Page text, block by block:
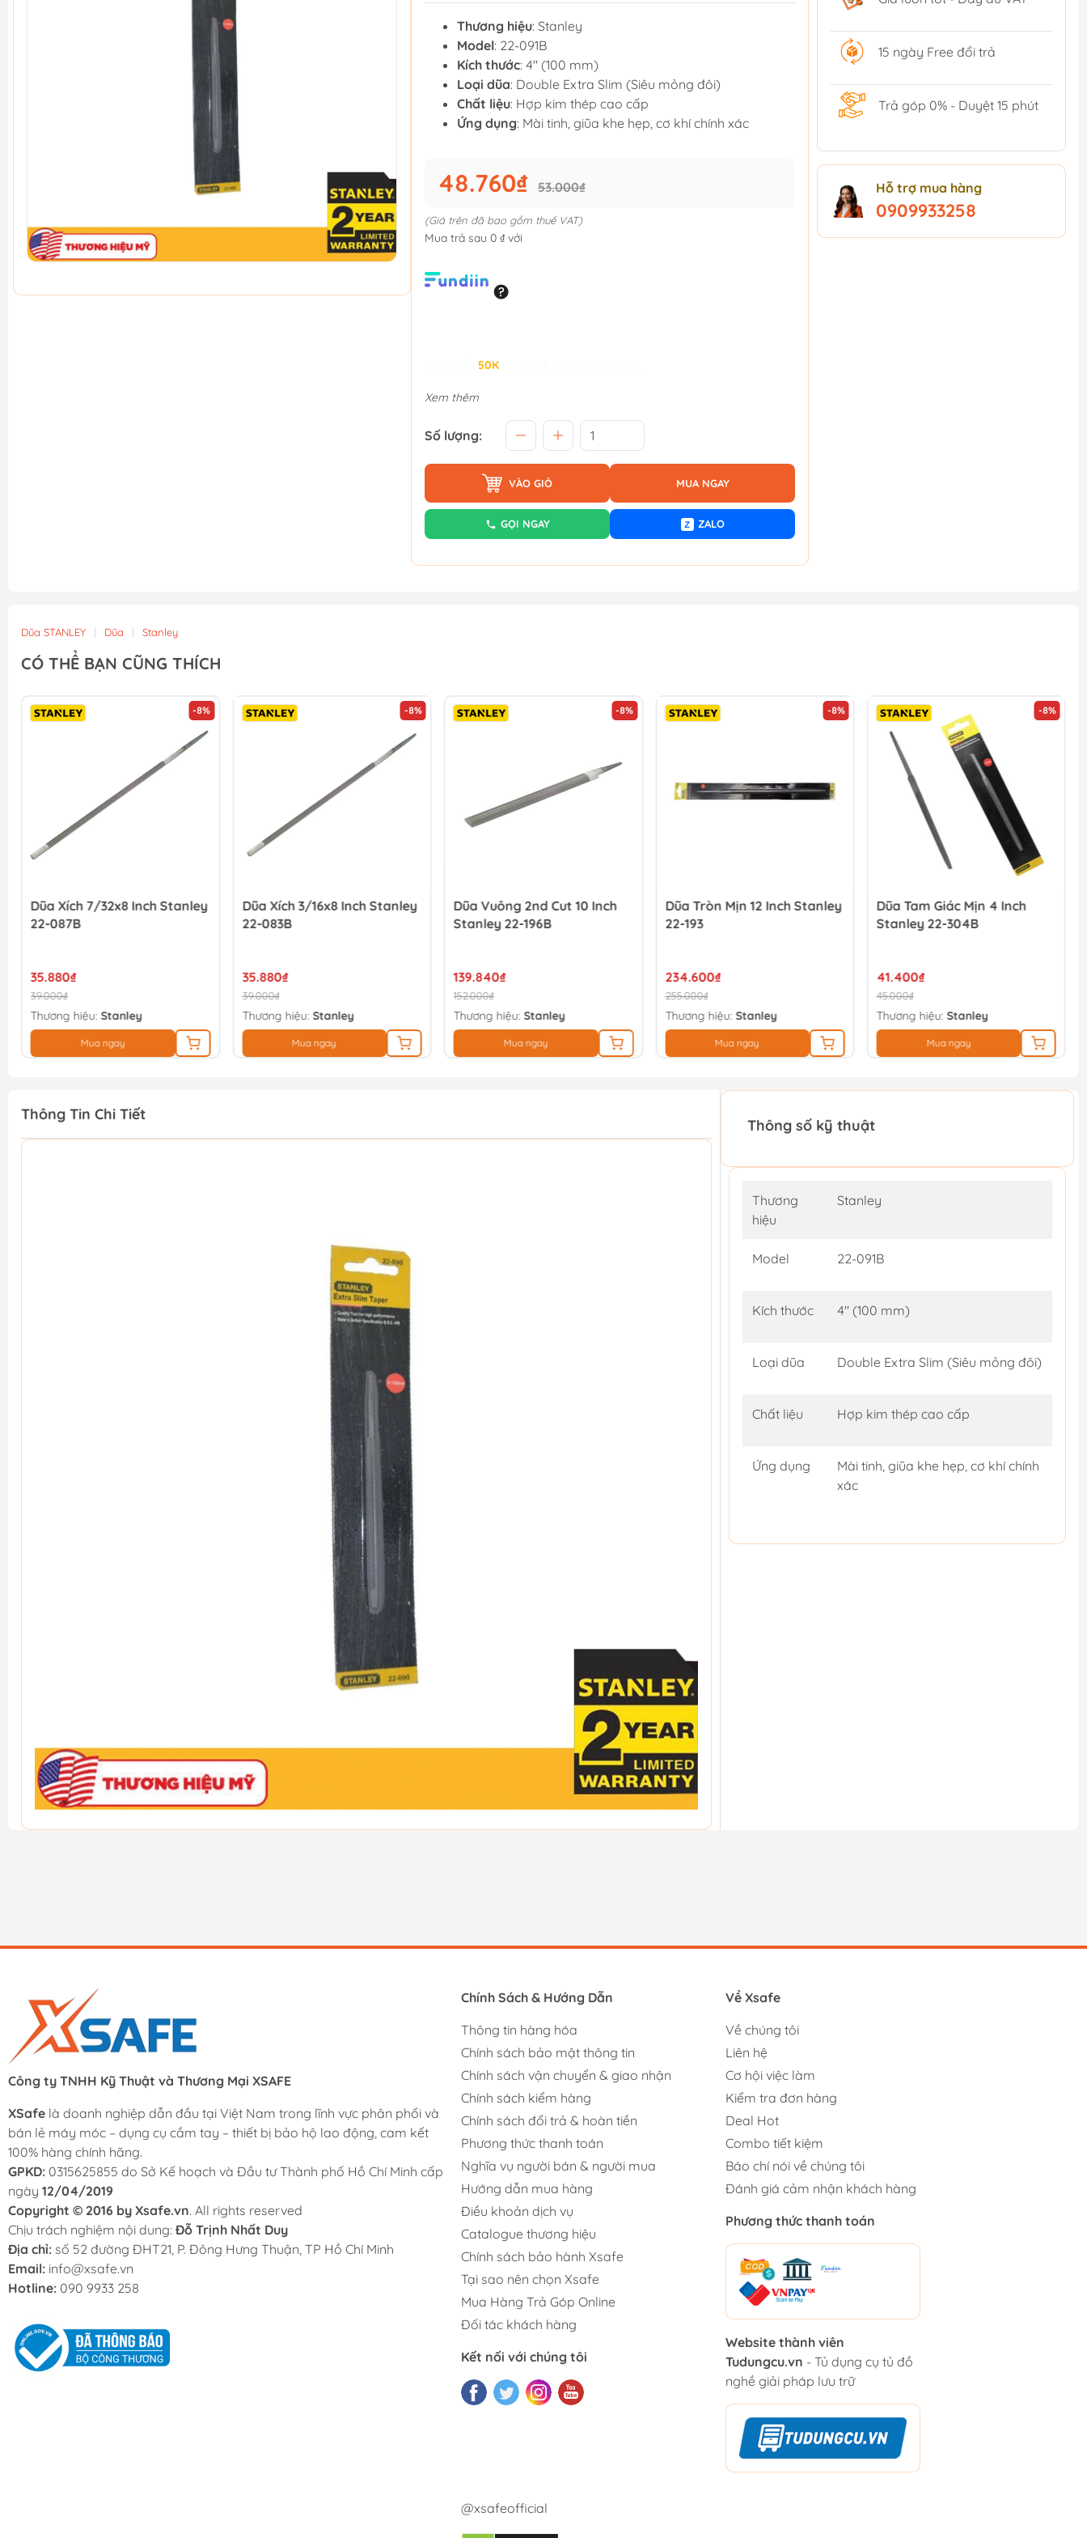
Thương hiệu: Stanley
Model: 22-091B
Kích thước: 4" (100 mm)
Loại dũa: Double Extra Slim (Siêu mỏng đôi)
Chất liệu: Hợp kim thép cao cấp
Ứng dụng: Mài tinh, giũa khe hẹp, cơ khí chính xác
48.760₫ 53.000₫
(Giá trên đã bao gồm thuế VAT)
Mua trả sau 0 ₫ với
50K
Xem thêm
Số lượng:
VÀO GIỎ MUA NGAY
GỌI NGAY Z ZALO
15 ngày Free đổi trả
Trả góp 0% - Duyệt 15 phút
Hỗ trợ mua hàng
0909933258
Dũa STANLEY | Dũa | Stanley
CÓ THỂ BẠN CŨNG THÍCH
-8%
Dũa Xích 7/32x8 Inch Stanley
22-087B
35.880₫
39.000₫
Thương hiệu: Stanley
Mua ngay
-8%
Dũa Xích 3/16x8 Inch Stanley
22-083B
35.880₫
39.000₫
Thương hiệu: Stanley
Mua ngay
-8%
Dũa Vuông 2nd Cut 10 Inch
Stanley 22-196B
139.840₫
152.000₫
Thương hiệu: Stanley
Mua ngay
-8%
Dũa Tròn Mịn 12 Inch Stanley
22-193
234.600₫
255.000₫
Thương hiệu: Stanley
Mua ngay
-8%
Dũa Tam Giác Mịn 4 Inch
Stanley 22-304B
41.400₫
45.000₫
Thương hiệu: Stanley
Mua ngay
Thông Tin Chi Tiết
Thông số kỹ thuật
Thương
hiệu
Stanley
Model 22-091B
Kích thước 4" (100 mm)
Loại dũa Double Extra Slim (Siêu mỏng đôi)
Chất liệu Hợp kim thép cao cấp
Ứng dụng
Mài tinh, giũa khe hẹp, cơ khí chính
xác
Công ty TNHH Kỹ Thuật và Thương Mại XSAFE
XSafe là doanh nghiệp dẫn đầu tại Việt Nam trong lĩnh vực phân phối và
bán lẻ máy móc – dụng cụ cầm tay – thiết bị bảo hộ lao động, cam kết
100% hàng chính hãng.
GPKD: 0315625855 do Sở Kế hoạch và Đầu tư Thành phố Hồ Chí Minh cấp
ngày 12/04/2019
Copyright © 2016 by Xsafe.vn. All rights reserved
Chịu trách nghiệm nội dung: Đỗ Trịnh Nhất Duy
Địa chỉ: số 52 đường ĐHT21, P. Đông Hưng Thuận, TP Hồ Chí Minh
Email: info@xsafe.vn
Hotline: 090 9933 258
Chính Sách & Hướng Dẫn
Thông tin hàng hóa
Chính sách bảo mật thông tin
Chính sách vận chuyển & giao nhận
Chính sách kiểm hàng
Chính sách đổi trả & hoàn tiền
Phương thức thanh toán
Nghĩa vụ người bán & người mua
Hướng dẫn mua hàng
Điều khoản dịch vụ
Catalogue thương hiệu
Chính sách bảo hành Xsafe
Tại sao nên chọn Xsafe
Mua Hàng Trả Góp Online
Đối tác khách hàng
Kết nối với chúng tôi
Về Xsafe
Về chúng tôi
Liên hệ
Cơ hội việc làm
Kiểm tra đơn hàng
Deal Hot
Combo tiết kiệm
Báo chí nói về chúng tôi
Đánh giá cảm nhận khách hàng
Phương thức thanh toán
Website thành viên
Tudungcu.vn - Tủ dụng cụ tủ đồ
nghề giải pháp lưu trữ
@xsafeofficial